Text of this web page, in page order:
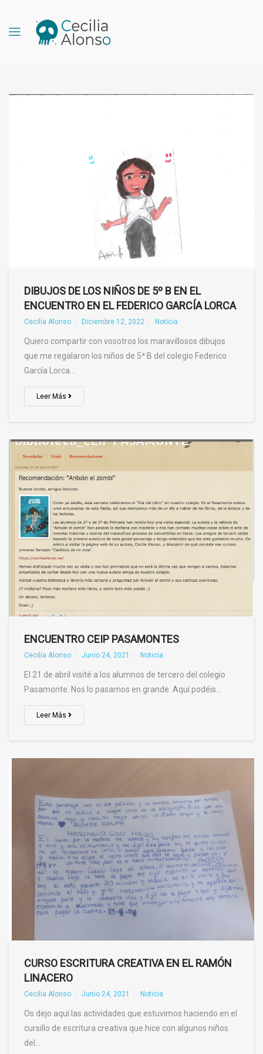
DIBUJOS DE LOS NIÑOS DE 5º B EN EL
ENCUENTRO EN EL FEDERICO GARCÍA LORCA
Cecilia Alonso Diciembre 12, 2022 Noticia
Quiero compartir con vosotros los maravillosos dibujos
que me regalaron los niños de 5ª B del colegio Federico
García Lorca…
Leer Más
ENCUENTRO CEIP PASAMONTES
Cecilia Alonso Junio 24, 2021 Noticia
El 21 de abril visité a los alumnos de tercero del colegio
Pasamonte. Nos lo pasamos en grande. Aquí podéis…
Leer Más
CURSO ESCRITURA CREATIVA EN EL RAMÓN
LINACERO
Cecilia Alonso Junio 24, 2021 Noticia
Os dejo aquí las actividades que estuvimos haciendo en el
cursillo de escritura creativa que hice con algunos niños
del…